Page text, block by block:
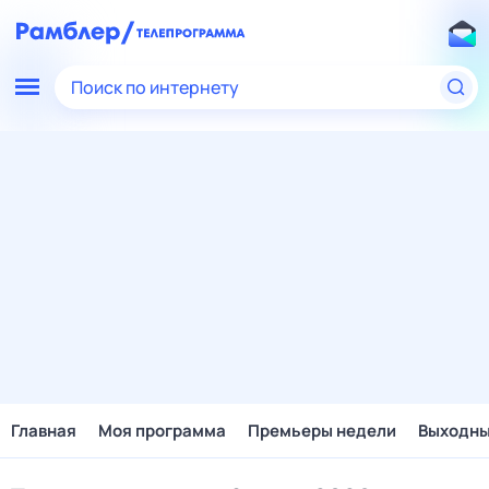
Поиск по интернету
Главная Моя программа Премьеры недели